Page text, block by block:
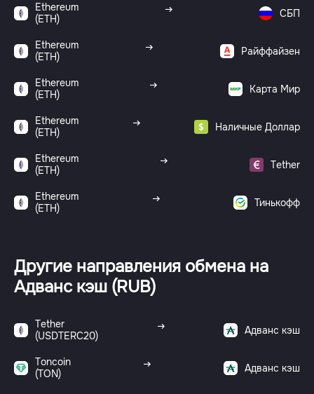
Ethereum
(ETH)
СБП
Ethereum
(ETH)
Райффайзен
Ethereum
(ETH)
Карта Мир
Ethereum
(ETH)
Наличные Доллар
Ethereum
(ETH)
Tether
Ethereum
(ETH)
Тинькофф
Другие направления обмена на
Адванс кэш (RUB)
Tether
(USDTERC20)
Адванс кэш
Toncoin
(TON)
Адванс кэш